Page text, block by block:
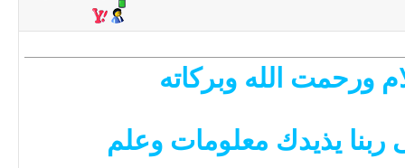
ورحمت الله وبركاته
ربنا يذيدك معلومات وعلم